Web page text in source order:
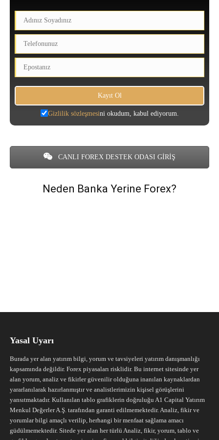
Gizlilik sözleşmesini okudum, kabul ediyorum.
CANLI FOREX DESTEK ODASI GİRİŞ
Neden Banka Yerine Forex?
Yasal Uyarı
Burada yer alan yatırım bilgi, yorum ve tavsiyeleri yatırım danışmanlığı
kapsamında değildir. Forex piyasaları risklidir. Bu internet sitesinde yer
alan yorum, analiz ve fikirler güvenilir olduğuna inanılan kaynaklardan
yararlanılarak hazırlanmıştır ve analistlerimizin kişisel görüşlerini
yansıtmaktadır. Kullanılan tablo grafiklerin doğruluğu A1 Capital Yatırım
Menkul Değerler A.Ş. tarafından garanti edilmemektedir. Analiz, fikir ve
yorumlar bilgi amaçlı verilip, herhangi bir menfaat sağlama amacı
güdülmemektedir. Sitede yer alan her türlü Analiz, fikir, yorum, tablo ve